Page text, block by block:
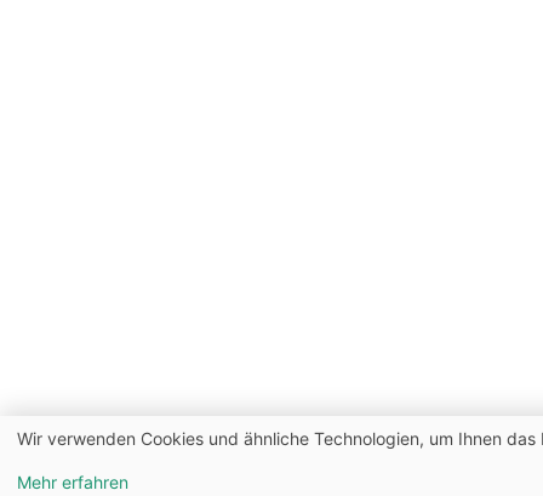
Wir verwenden Cookies und ähnliche Technologien, um Ihnen
Mehr erfahren